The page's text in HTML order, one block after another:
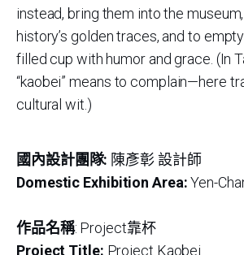
instead, bring them into the
history’s golden traces, and to
filled cup with humor and grace. (In
“kaobei” means to complain—here
cultural wit.)
國內設計團隊: 陳彥彰 設計師
Domestic Exhibition Area:Yen-
作品名稱: Project靠杯
Project Title: Project Kaobei